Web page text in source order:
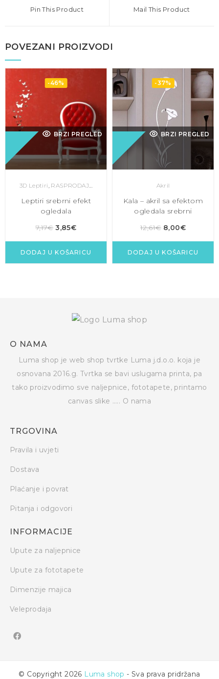
Pin This Product Mail This Product
POVEZANI PROIZVODI
-46%
BRZI PREGLED
3D Leptiri RASPRODAJA
Leptiri srebrni efekt
ogledala
7,17€ 3,85€
DODAJ U KOŠARICU
-37%
BRZI PREGLED
Akril
Kala – akril sa efektom
ogledala srebrni
12,61€ 8,00€
DODAJ U KOŠARICU
O NAMA
Luma shop je web shop tvrtke Luma j.d.o.o. koja je
osnovana 2016.g. Tvrtka se bavi uslugama printa, pa
tako proizvodimo sve naljepnice, fototapete, printamo
canvas slike ….. O nama
TRGOVINA
Pravila i uvjeti
Dostava
Plaćanje i povrat
Pitanja i odgovori
INFORMACIJE
Upute za naljepnice
Upute za fototapete
Dimenzije majica
Veleprodaja
© Copyright 2026 Luma shop - Sva prava pridržana